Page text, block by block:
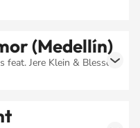
(Medellín)
feat. Jere Klein & Blessd